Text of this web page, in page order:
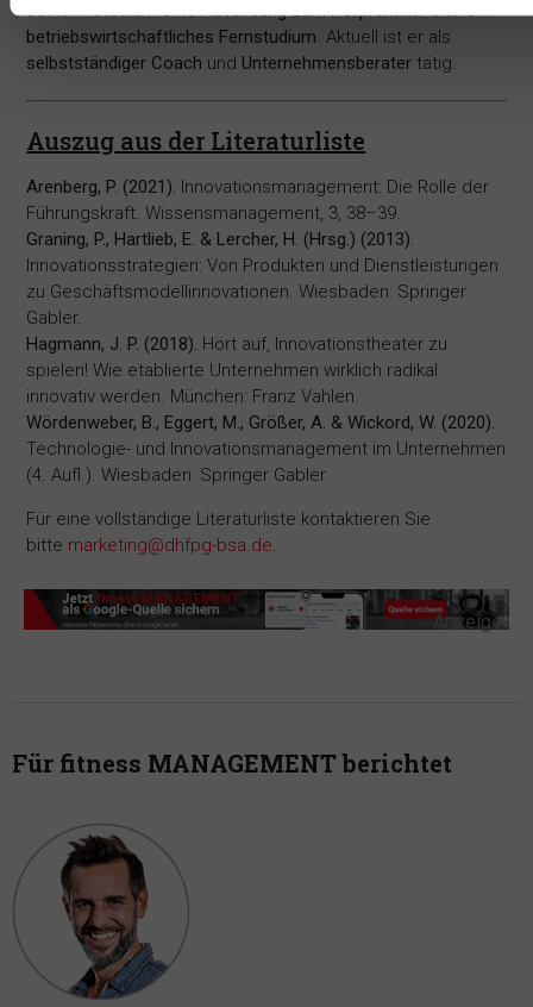
seinem Studium eineAusbildung zum Heilpraktikerund ein
betriebswirtschaftliches Fernstudium. Aktuell ist er als
selbstständiger Coach und Unternehmensberater tätig.
Auszug aus der Literaturliste
Arenberg, P. (2021). Innovationsmanagement: Die Rolle der
Führungskraft. Wissensmanagement, 3, 38–39.
Graning, P., Hartlieb, E. & Lercher, H. (Hrsg.) (2013).
Innovationsstrategien: Von Produkten und Dienstleistungen
zu Geschäftsmodellinnovationen. Wiesbaden: Springer
Gabler.
Hagmann, J. P. (2018). Hört auf, Innovationstheater zu
spielen! Wie etablierte Unternehmen wirklich radikal
innovativ werden. München: Franz Vahlen.
Wördenweber, B., Eggert, M., Größer, A. & Wickord, W. (2020).
Technologie- und Innovationsmanagement im Unternehmen
(4. Aufl.). Wiesbaden: Springer Gabler.
Für eine vollständige Literaturliste kontaktieren Sie
bitte marketing@dhfpg-bsa.de.
-Anzeige-
Für fitness MANAGEMENT berichtet